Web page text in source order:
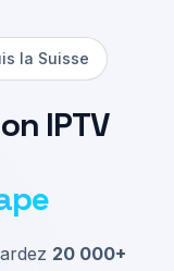
la Suisse
IPTV
20 000+